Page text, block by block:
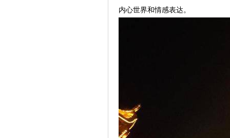
内心世界和情感表达。